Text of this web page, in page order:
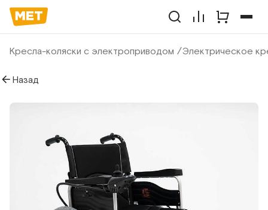
Кресла-коляски с электроприводом Электрическое
Назад